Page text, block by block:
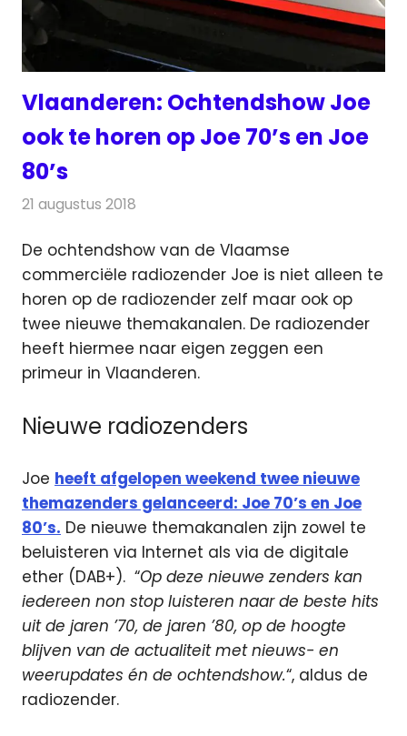
Vlaanderen: Ochtendshow Joe
ook te horen op Joe 70’s en Joe
80’s
21 augustus 2018
De ochtendshow van de Vlaamse
commerciële radiozender Joe is niet alleen te
horen op de radiozender zelf maar ook op
twee nieuwe themakanalen. De radiozender
heeft hiermee naar eigen zeggen een
primeur in Vlaanderen.
Nieuwe radiozenders
Joe heeft afgelopen weekend twee nieuwe
themazenders gelanceerd: Joe 70’s en Joe
80’s. De nieuwe themakanalen zijn zowel te
beluisteren via Internet als via de digitale
ether (DAB+). “Op deze nieuwe zenders kan
iedereen non stop luisteren naar de beste hits
uit de jaren ’70, de jaren ’80, op de hoogte
blijven van de actualiteit met nieuws- en
weerupdates én de ochtendshow.“, aldus de
radiozender.